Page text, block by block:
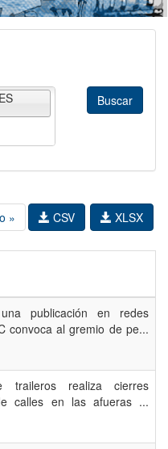
» XLSX
CSV
publicación en redes
convoca al gremio de pe...
traileros realiza cierres
calles en las afueras ...